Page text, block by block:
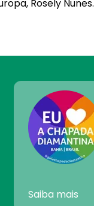
Rosely Nunes.
Saiba mais